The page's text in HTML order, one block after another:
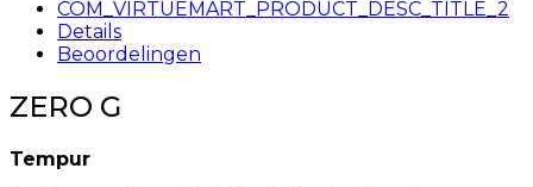
COM_VIRTUEMART_PRODUCT_DESC_TITLE_2
Details
Beoordelingen
ZERO G
Tempur